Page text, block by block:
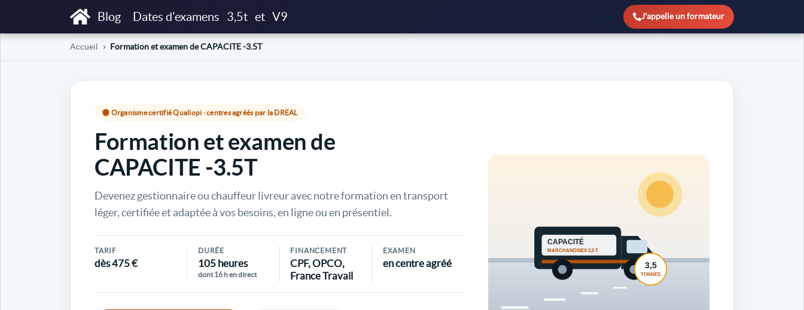
Blog Dates d'examens 3,5t et V9 J'appelle un formateur
Accueil Formation et examen de CAPACITE -3.5T
Organisme certifié Qualiopi · centres agréés par la DREAL
Formation et examen de
CAPACITE -3.5T
Devenez gestionnaire ou chauffeur livreur avec notre formation en transport
léger, certifiée et adaptée à vos besoins, en ligne ou en présentiel.
TARIF
dès 475 €
DURÉE
105 heures
dont 16 h en direct
FINANCEMENT
CPF, OPCO,
France Travail
EXAMEN
en centre agréé